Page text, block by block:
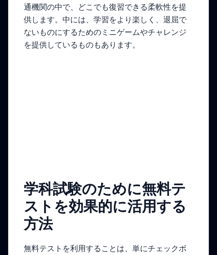
通機関の中で、どこでも復習できる柔軟性を提
供します。中には、学習をより楽しく、退屈で
ないものにするためのミニゲームやチャレンジ
を提供しているものもあります。
学科試験のために無料テ
ストを効果的に活用する
方法
無料テストを利用することは、単にチェックボ